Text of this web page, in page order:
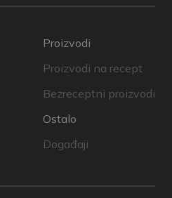
Proizvodi
Proizvodi na recept
Bezreceptni proizvodi
Ostalo
Događaji